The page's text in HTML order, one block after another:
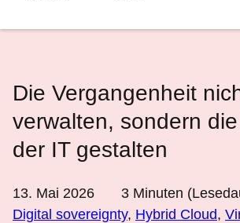
Die Vergangenheit
verwalten, sondern
der IT gestalten
13. Mai 2026 3 Minuten
Digital sovereignty, Hybrid Cloud,